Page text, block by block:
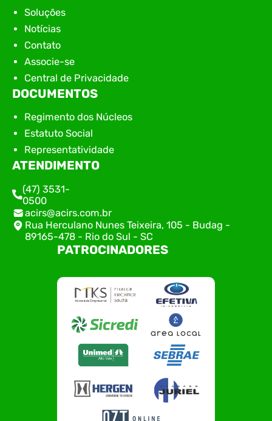
Soluções
Notícias
Contato
Associe-se
Central de Privacidade
DOCUMENTOS
Regimento dos Núcleos
Estatuto Social
Representatividade
ATENDIMENTO
(47) 3531-
0500
acirs@acirs.com.br
Rua Herculano Nunes Teixeira, 105 - Budag -
89165-478 - Rio do Sul - SC
PATROCINADORES